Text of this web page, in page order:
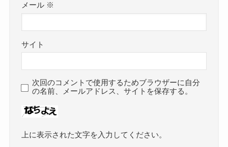
メール ※
サイト
次回のコメントで使用するためブラウザーに自分
の名前、メールアドレス、サイトを保存する。
上に表示された文字を入力してください。